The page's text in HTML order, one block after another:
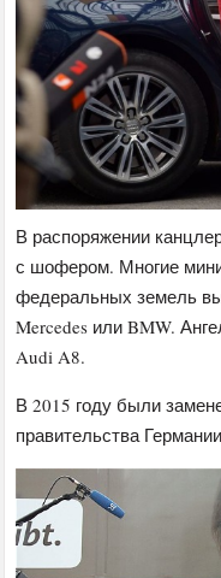
В распоряжении
с шофером. Многие
федеральных земель
Mercedes или BMW.
Audi A8.
В 2015 году были
правительства